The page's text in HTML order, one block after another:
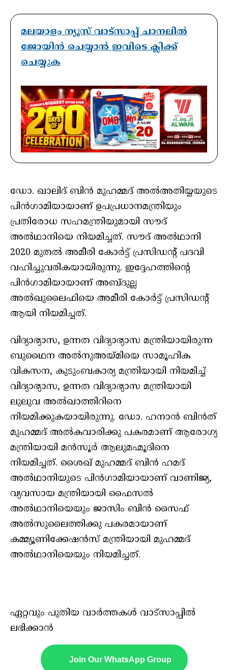
മലയാളം ന്യൂസ് വാട്സാപ്പ് ചാനലിൽ
ജോയിൻ ചെയ്യാൻ ഇവിടെ ക്ലിക്ക്
ചെയ്യുക
ഡോ. ഖാലിദ് ബിന്‍ മുഹമ്മദ് അല്‍അതിയ്യയുടെ
പിന്‍ഗാമിയായാണ് ഉപപ്രധാനമന്ത്രിയും
പ്രതിരോധ സഹമന്ത്രിയുമായി സൗദ്
അല്‍ഥാനിയെ നിയമിച്ചത്. സൗദ് അല്‍ഥാനി
2020 മുതല്‍ അമീരി കോര്‍ട്ട് പ്രസിഡന്റ് പദവി
വഹിച്ചുവരികയായിരുന്നു. ഇദ്ദേഹത്തിന്റെ
പിന്‍ഗാമിയായാണ് അബ്ദുല്ല
അല്‍ഖുലൈഫിയെ അമീരി കോര്‍ട്ട് പ്രസിഡന്റ്
ആയി നിയമിച്ചത്.
വിദ്യാഭ്യാസ, ഉന്നത വിദ്യാഭ്യാസ മന്ത്രിയായിരുന്ന
ബുഥൈന അല്‍നുഅയ്മിയെ സാമൂഹിക
വികസന, കുടുംബകാര്യ മന്ത്രിയായി നിയമിച്ച്
വിദ്യാഭ്യാസ, ഉന്നത വിദ്യാഭ്യാസ മന്ത്രിയായി
ലുലുവ അല്‍ഖാത്തിറിനെ
നിയമിക്കുകയായിരുന്നു. ഡോ. ഹനാന്‍ ബിന്‍ത്
മുഹമ്മദ് അല്‍കവാരിക്കു പകരമാണ് ആരോഗ്യ
മന്ത്രിയായി മന്‍സൂര്‍ ആലുമഹ്മൂദിനെ
നിയമിച്ചത്. ശൈഖ് മുഹമ്മദ് ബിന്‍ ഹമദ്
അല്‍ഥാനിയുടെ പിന്‍ഗാമിയായാണ് വാണിജ്യ,
വ്യവസായ മന്ത്രിയായി ഫൈസല്‍
അല്‍ഥാനിയെയും ജാസിം ബിന്‍ സൈഫ്
അല്‍സുലൈത്തിക്കു പകരമായാണ്
കമ്മ്യൂണിക്കേഷന്‍സ് മന്ത്രിയായി മുഹമ്മദ്
അല്‍ഥാനിയെയും നിയമിച്ചത്.
ഏറ്റവും പുതിയ വാർത്തകൾ വാട്സാപ്പിൽ
ലഭിക്കാൻ
Join Our WhatsApp Group